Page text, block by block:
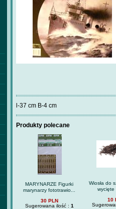
l-37 cm B-4 cm
Produkty polecane
MARYNARZE Figurki
marynarzy fototrawio...
30 PLN
Sugerowana ilość : 1
Wiosła do
wycięte
10